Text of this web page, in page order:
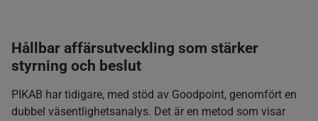
Hållbar affärsutveckling som stärker
styrning och beslut
PIKAB har tidigare, med stöd av Goodpoint, genomfört en
dubbel väsentlighetsanalys. Det är en metod som visar